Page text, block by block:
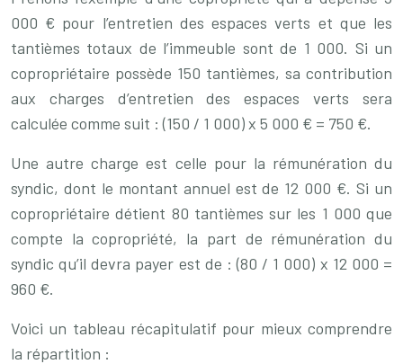
000 € pour l’entretien des espaces verts et que les
tantièmes totaux de l’immeuble sont de 1 000. Si un
copropriétaire possède 150 tantièmes, sa contribution
aux charges d’entretien des espaces verts sera
calculée comme suit : (150 / 1 000) x 5 000 € = 750 €.
Une autre charge est celle pour la rémunération du
syndic, dont le montant annuel est de 12 000 €. Si un
copropriétaire détient 80 tantièmes sur les 1 000 que
compte la copropriété, la part de rémunération du
syndic qu’il devra payer est de : (80 / 1 000) x 12 000 =
960 €.
Voici un tableau récapitulatif pour mieux comprendre
la répartition :